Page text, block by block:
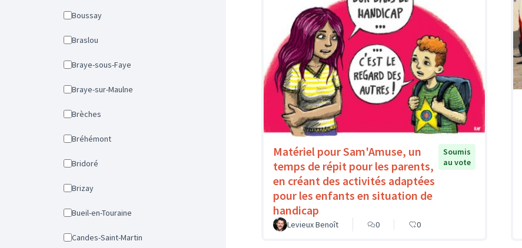
Boussay
Braslou
Braye-sous-Faye
Braye-sur-Maulne
Brèches
Bréhémont
Bridoré
Brizay
Bueil-en-Touraine
Candes-Saint-Martin
Matériel pour Sam'Amuse, un
temps de répit pour les parents,
en créant des activités adaptées
pour les enfants en situation de
handicap
Soumis
au vote
Levieux Benoît 0 0